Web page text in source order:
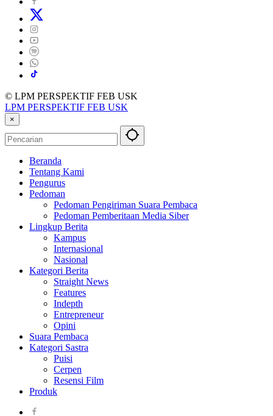
© LPM PERSPEKTIF FEB USK
LPM PERSPEKTIF FEB USK
×
Beranda
Tentang Kami
Pengurus
Pedoman
Pedoman Pengiriman Suara Pembaca
Pedoman Pemberitaan Media Siber
Lingkup Berita
Kampus
Internasional
Nasional
Kategori Berita
Straight News
Features
Indepth
Entrepreneur
Opini
Suara Pembaca
Kategori Sastra
Puisi
Cerpen
Resensi Film
Produk